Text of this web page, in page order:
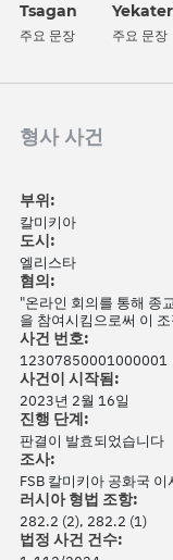
Tsagan
주요 문장 주요 문장
형사 사건
부위:
칼미키아
도시:
엘리스타
혐의:
"온라인 회의를 통해 종
을 참여시킴으로써 이
사건 번호:
12307850001000001
사건이 시작됨:
2023년 2월 16일
진행 단계:
판결이 발효되었습니다
조사:
FSB 칼미키아 공화국 이
러시아 형법 조항:
282.2 (2), 282.2 (1)
법정 사건 건수: